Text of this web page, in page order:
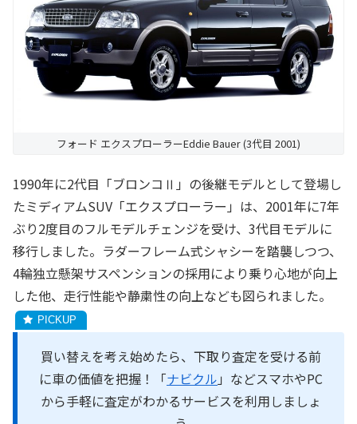
フォード エクスプローラーEddie Bauer (3代目 2001)
1990年に2代目「ブロンコⅡ」の後継モデルとして登場し
たミディアムSUV「エクスプローラー」は、2001年に7年
ぶり2度目のフルモデルチェンジを受け、3代目モデルに
移行しました。ラダーフレーム式シャシーを踏襲しつつ、
4輪独立懸架サスペンションの採用により乗り心地が向上
した他、走行性能や静粛性の向上なども図られました。
買い替えを考え始めたら、下取り査定を受ける前
に車の価値を把握！「ナビクル 」などスマホやPC
から手軽に査定がわかるサービスを利用しましょ